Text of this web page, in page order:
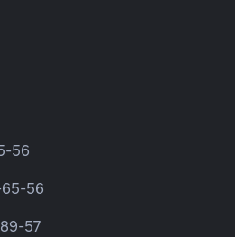
56
65-56
57